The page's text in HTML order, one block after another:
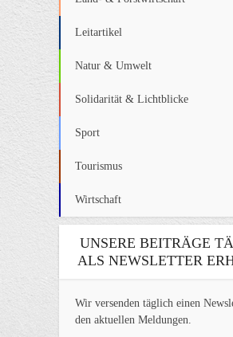
Leitartikel
Natur & Umwelt
Solidarität & Lichtblicke
Sport
Tourismus
Wirtschaft
UNSERE BEITRÄGE
ALS NEWSLETTER
Wir versenden täglich einen
den aktuellen Meldungen.